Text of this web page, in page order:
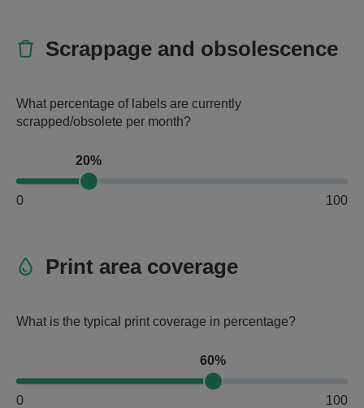
Scrappage and obsolescence
What percentage of labels are currently
scrapped/obsolete per month?
20%
0 100
Print area coverage
What is the typical print coverage in percentage?
60%
0 100